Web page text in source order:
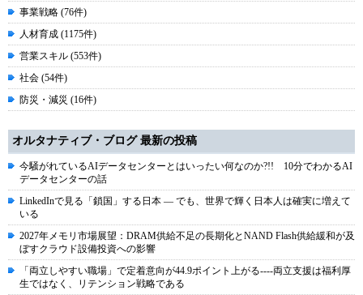
事業戦略 (76件)
人材育成 (1175件)
営業スキル (553件)
社会 (54件)
防災・減災 (16件)
オルタナティブ・ブログ 最新の投稿
今騒がれているAIデータセンターとはいったい何なのか?!! 10分でわかるAI
データセンターの話
LinkedInで見る「鎖国」する日本 ― でも、世界で輝く日本人は確実に増えて
いる
2027年メモリ市場展望：DRAM供給不足の長期化とNAND Flash供給緩和が及
ぼすクラウド設備投資への影響
「両立しやすい職場」で定着意向が44.9ポイント上がる----両立支援は福利厚
生ではなく、リテンション戦略である